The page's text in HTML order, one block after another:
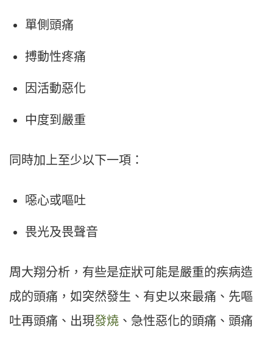
單側頭痛
搏動性疼痛
因活動惡化
中度到嚴重
同時加上至少以下一項：
噁心或嘔吐
畏光及畏聲音
周大翔分析，有些是症狀可能是嚴重的疾病造
成的頭痛，如突然發生、有史以來最痛、先嘔
吐再頭痛、出現發燒 、急性惡化的頭痛、頭痛